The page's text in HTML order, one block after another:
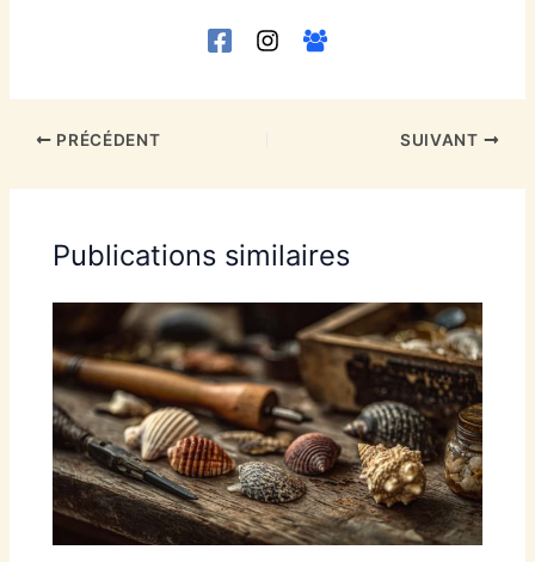
PRÉCÉDENT SUIVANT
Publications similaires